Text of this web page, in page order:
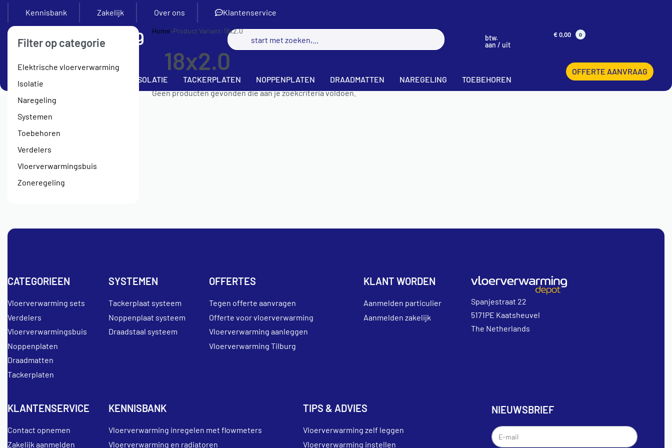
Kennisbank Zakelijk Over ons Klantenservice
btw.
aan / uit
€0,00 0
SETS ISOLATIE TACKERPLATEN NOPPENPLATEN DRAADMATTEN NAREGELING TOEBEHOREN
OFFERTE AANVRAAG
Filter op categorie
Elektrische vloerverwarming
Isolatie
Naregeling
Systemen
Toebehoren
Verdelers
Vloerverwarmingsbuis
Zoneregeling
Home›Product Variant›18x2.0
18x2.0
Geen producten gevonden die aan je zoekcriteria voldoen.
CATEGORIEEN
Vloerverwarming sets
Verdelers
Vloerverwarmingsbuis
Noppenplaten
Draadmatten
Tackerplaten
SYSTEMEN
Tackerplaat systeem
Noppenplaat systeem
Draadstaal systeem
OFFERTES
Tegen offerte aanvragen
Offerte voor vloerverwarming
Vloerverwarming aanleggen
Vloerverwarming Tilburg
KLANT WORDEN
Aanmelden particulier
Aanmelden zakelijk
Spanjestraat 22
5171PE Kaatsheuvel
The Netherlands
KLANTENSERVICE
Contact opnemen
Zakelijk aanmelden
KENNISBANK
Vloerverwarming inregelen met flowmeters
Vloerverwarming en radiatoren
TIPS & ADVIES
Vloerverwarming zelf leggen
Vloerverwarming instellen
NIEUWSBRIEF